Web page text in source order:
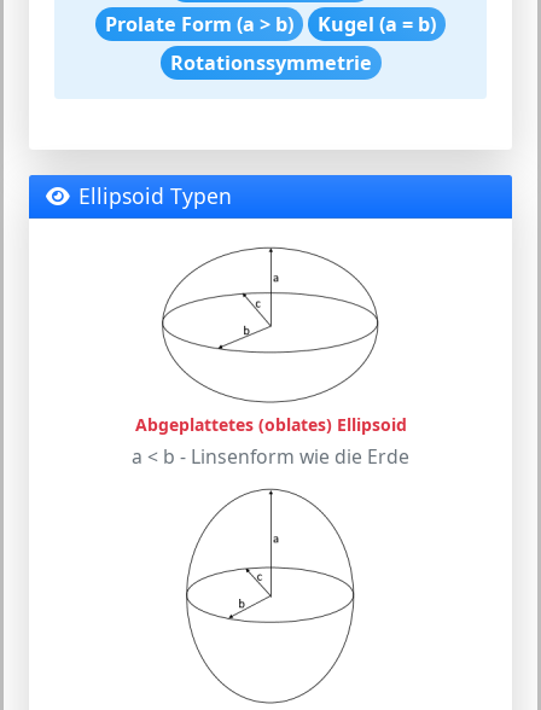
Prolate Form (a > b)
Kugel (a = b)
Rotationssymmetrie
Ellipsoid Typen
Abgeplattetes (oblates) Ellipsoid
a < b - Linsenform wie die Erde